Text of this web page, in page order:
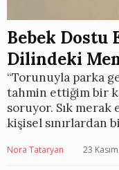
Bebek Dostu
Dilindeki
“Torunuyla parka
tahmin ettiğim bir
soruyor. Sık
kişisel sınırlardan
Nora Tataryan 23